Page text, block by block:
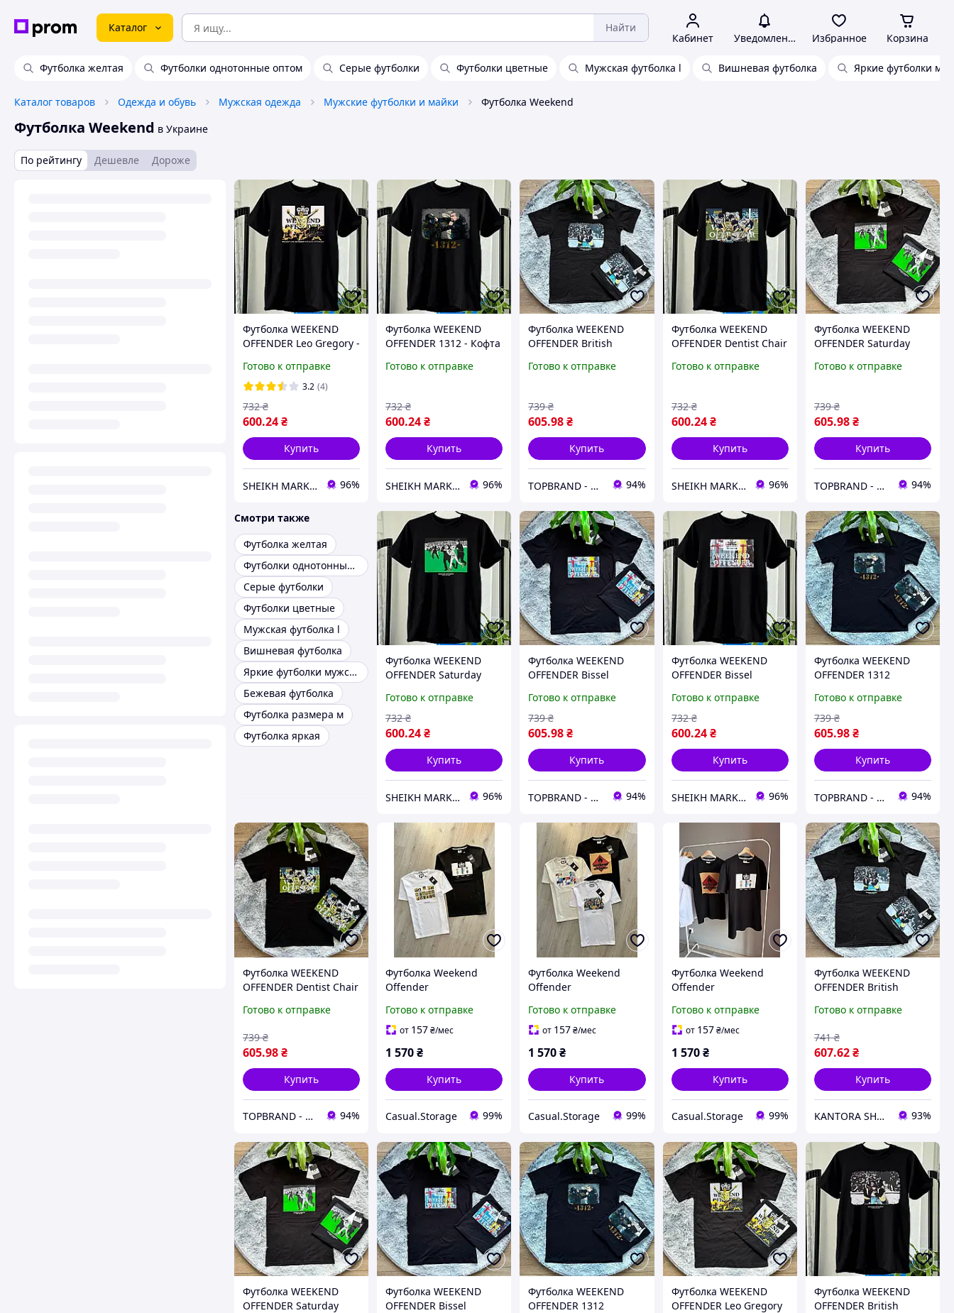
Каталог Найти
Кабинет Уведомления Избранное Корзина
Футболка желтая Футболки однотонные оптом Серые футболки Футболки цветные Мужская футболка l Вишневая футболка Яркие футболки
Каталог товаров Одежда и обувь Мужская одежда Мужские футболки и майки Футболка Weekend
Футболка Weekend в Украине
По рейтингу Дешевле Дороже
Футболка WEEKEND
OFFENDER Leo Gregory -
Готово к отправке
3.2 (4)
600.24₴
732 ₴
Купить
SHEIKH MARKET - магазин одежды 96%
Футболка WEEKEND
OFFENDER 1312 - Кофта
Готово к отправке
600.24₴
732 ₴
Купить
SHEIKH MARKET - магазин одежды 96%
Футболка WEEKEND
OFFENDER British
Готово к отправке
605.98₴
739 ₴
Купить
TOPBRAND - магазин мужской одежды 94%
Футболка WEEKEND
OFFENDER Dentist Chair
Черный
Готово к отправке
600.24 ₴
732 ₴
Купить
SHEIKH MARKET - магазин одежды 96%
Футболка WEEKEND
OFFENDER Saturday
Готово к отправке
605.98₴
739 ₴
Купить
TOPBRAND - магазин мужской одежды 94%
Смотри также
Футболка желтая
Футболки однотонные оптом
Серые футболки
Футболки цветные
Мужская футболка l
Вишневая футболка
Яркие футболки мужские
Бежевая футболка
Футболка размера м
Футболка яркая
Футболка WEEKEND
OFFENDER Saturday
WK - Черный
Готово к отправке
600.24₴
732 ₴
Купить
SHEIKH MARKET - магазин одежды 96%
Футболка WEEKEND
OFFENDER Bissel
Готово к отправке
605.98₴
739 ₴
Купить
TOPBRAND - магазин мужской одежды 94%
Футболка WEEKEND
OFFENDER Bissel
Черный
Готово к отправке
600.24 ₴
732 ₴
Купить
SHEIKH MARKET - магазин одежды 96%
Футболка WEEKEND
OFFENDER 1312
Готово к отправке
605.98₴
739 ₴
Купить
TOPBRAND - магазин мужской одежды 94%
Футболка WEEKEND
OFFENDER Dentist Chair
Готово к отправке
605.98₴
739 ₴
Купить
TOPBRAND - магазин мужской одежды 94%
Футболка Weekend
Offender
Готово к отправке
от 157₴/мес
1 570₴
Купить
Casual.Storage 99%
Футболка Weekend
Offender
Готово к отправке
от 157₴/мес
1 570₴
Купить
Casual.Storage 99%
Футболка Weekend
Offender
Готово к отправке
от 157 ₴/мес
1 570 ₴
Купить
Casual.Storage 99%
Футболка WEEKEND
OFFENDER British
Готово к отправке
607.62₴
741 ₴
Купить
KANTORA SHOP - магазин брендовой одежды 93%
Футболка WEEKEND
OFFENDER Saturday
Футболка WEEKEND
OFFENDER Bissel
Футболка WEEKEND
OFFENDER 1312
Футболка WEEKEND
OFFENDER Leo Gregory
Футболка WEEKEND
OFFENDER British